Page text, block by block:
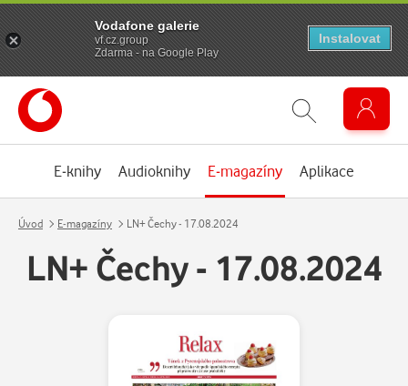
E-knihy Audioknihy E-magazíny Aplikace
Úvod E-magazíny LN+ Čechy - 17.08.2024
LN+ Čechy - 17.08.2024
Vodafone galerie
vf.cz.group
Zdarma - na Google Play
Instalovat